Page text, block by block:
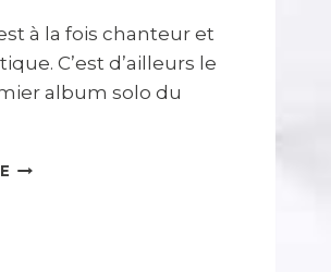
à la fois chanteur et
C’est d’ailleurs le
album solo du
SITE